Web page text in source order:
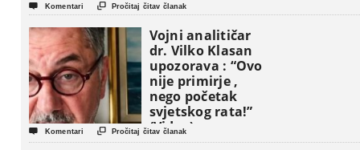
 Komentari  Pročitaj čitav članak
Vojni analitičar
dr. Vilko Klasan
upozorava : “Ovo
nije primirje ,
nego početak
svjetskog rata!”
(Video)
 Komentari  Pročitaj čitav članak